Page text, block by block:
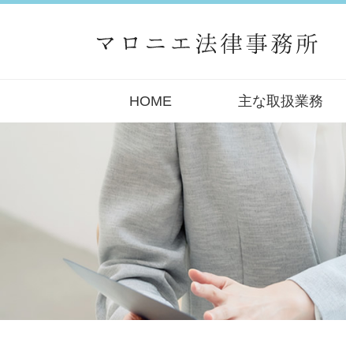
HOME 主な取扱業務